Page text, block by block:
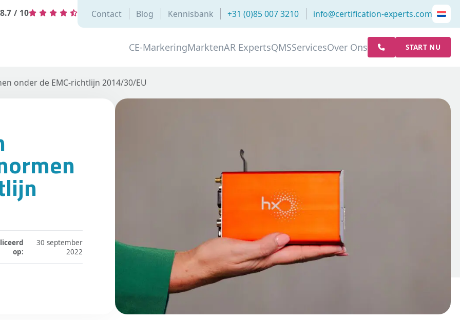
8.7 / 10 Contact Blog Kennisbank +31 (0)85 007 3210 info@certification-experts.com
CE-MarkeringMarktenAR ExpertsQMSServicesOver Ons START NU
onder de EMC-richtlijn 2014/30/EU
op:
30 september
2022